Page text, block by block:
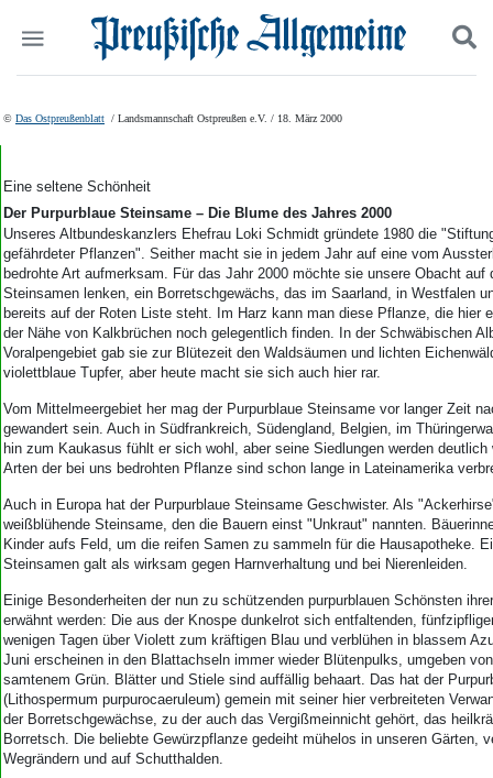
Start
Wer wir sind
Aktuelle Ausgabe
Abonnenten-Login
Abonnent werden
Abo Prämien
Archiv
Mediadaten
Politik
Gesellschaft
Leben
Geschichte
Ostpreußen
Pommern
Berlin-Brandenburg
Schlesien
Danzig und Westpreußen
Bücher
Kontakt
Impressum
Datenschutz
Suchen und finden
© Das Ostpreußenblatt / Landsmannschaft Ostpreußen e.V. / 18. März 2000
Eine seltene Schönheit
Der Purpurblaue Steinsame – Die Blume des Jahres 2000
Unseres Altbundeskanzlers Ehefrau Loki Schmidt gründete 1980 die
gefährdeter Pflanzen". Seither macht sie in jedem Jahr auf eine vom
bedrohte Art aufmerksam. Für das Jahr 2000 möchte sie unsere Obacht auf
Steinsamen lenken, ein Borretschgewächs, das im Saarland, in Westfalen
bereits auf der Roten Liste steht. Im Harz kann man diese Pflanze, die hier
der Nähe von Kalkbrüchen noch gelegentlich finden. In der Schwäbischen
Voralpengebiet gab sie zur Blütezeit den Waldsäumen und lichten
violettblaue Tupfer, aber heute macht sie sich auch hier rar.
Vom Mittelmeergebiet her mag der Purpurblaue Steinsame vor langer Zeit
gewandert sein. Auch in Südfrankreich, Südengland, Belgien, im
hin zum Kaukasus fühlt er sich wohl, aber seine Siedlungen werden deutlich
Arten der bei uns bedrohten Pflanze sind schon lange in Lateinamerika
Auch in Europa hat der Purpurblaue Steinsame Geschwister. Als
weißblühende Steinsame, den die Bauern einst "Unkraut" nannten.
Kinder aufs Feld, um die reifen Samen zu sammeln für die Hausapotheke.
Steinsamen galt als wirksam gegen Harnverhaltung und bei Nierenleiden.
Einige Besonderheiten der nun zu schützenden purpurblauen Schönsten
erwähnt werden: Die aus der Knospe dunkelrot sich entfaltenden,
wenigen Tagen über Violett zum kräftigen Blau und verblühen in blassem
Juni erscheinen in den Blattachseln immer wieder Blütenpulks, umgeben
samtenem Grün. Blätter und Stiele sind auffällig behaart. Das hat der
(Lithospermum purpurocaeruleum) gemein mit seiner hier verbreiteten
der Borretschgewächse, zu der auch das Vergißmeinnicht gehört, das
Borretsch. Die beliebte Gewürzpflanze gedeiht mühelos in unseren Gärten,
Wegrändern und auf Schutthalden.